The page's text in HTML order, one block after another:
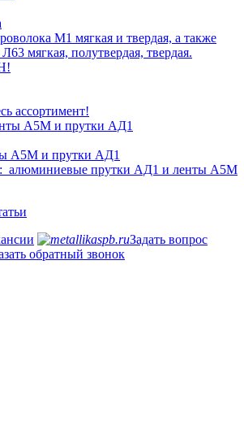
М1 мягкая и твердая, а также
мягкая, полутвердая, твердая.
ассортимент!
А5М и прутки АД1
алюминиевые прутки АД1 и ленты А5М
Задать вопрос
обратный звонок